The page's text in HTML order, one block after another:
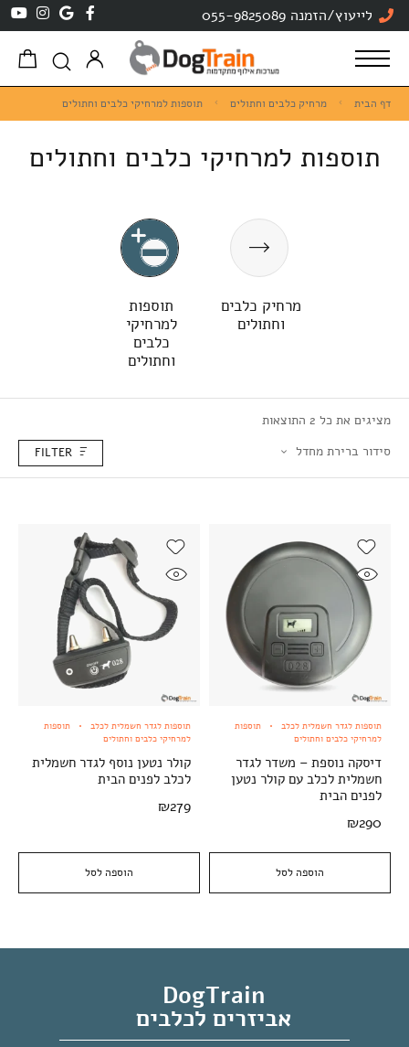
לייעוץ/הזמנה 055-9825089
דף הבית מרחיק כלבים וחתולים תוספות למרחיקי כלבים וחתולים
תוספות למרחיקי כלבים וחתולים
מרחיק כלבים
וחתולים
תוספות
למרחיקי
כלבים
וחתולים
מציגים את כל ⁦2⁩ התוצאות
סידור ברירת מחדל
FILTER
הוספה לסל
תוספות לגדר חשמלית לכלב
תוספות
למרחיקי כלבים וחתולים
דיסקה נוספת – משדר לגדר
חשמלית לכלב עם קולר נטען
לפנים הבית
₪290
הוספה לסל
תוספות לגדר חשמלית לכלב
תוספות
למרחיקי כלבים וחתולים
קולר נטען נוסף לגדר חשמלית
לכלב לפנים הבית
₪279
DogTrain
אביזרים לכלבים